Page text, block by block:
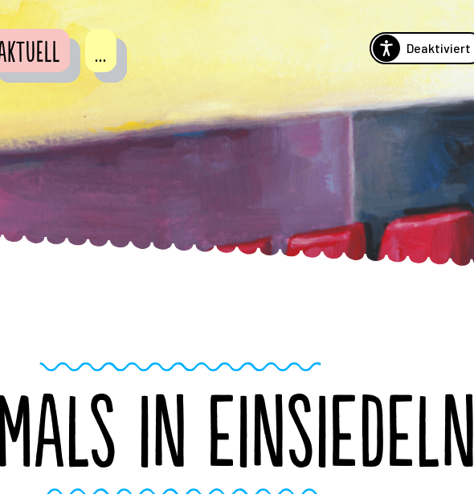
Deaktiviert
...
IN EINSIEDELN